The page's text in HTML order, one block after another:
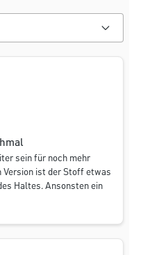
5 von 5 Sternen
sein für noch mehr
Version ist der Stoff etwas
Haltes. Ansonsten ein